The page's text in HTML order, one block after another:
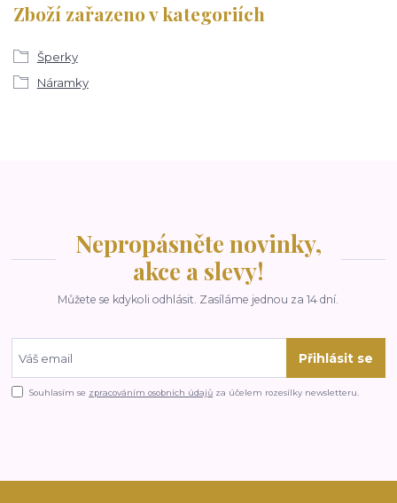
Zboží zařazeno v kategoriích
Šperky
Náramky
Nepropásněte novinky,
akce a slevy!
Můžete se kdykoli odhlásit. Zasíláme jednou za 14 dní.
Přihlásit se
Souhlasím se zpracováním osobních údajů za účelem rozesílky newsletteru.